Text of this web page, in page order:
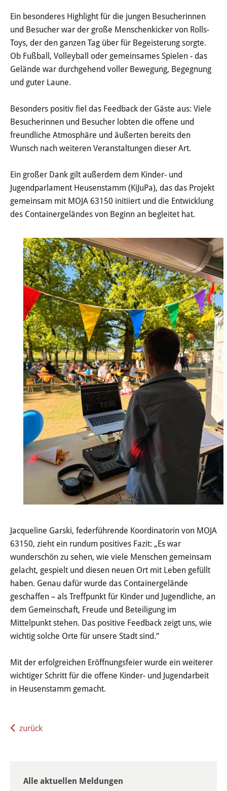
Ein besonderes Highlight für die jungen Besucherinnen
und Besucher war der große Menschenkicker von Rolls-
Toys, der den ganzen Tag über für Begeisterung sorgte.
Ob Fußball, Volleyball oder gemeinsames Spielen - das
Gelände war durchgehend voller Bewegung, Begegnung
und guter Laune.
Besonders positiv fiel das Feedback der Gäste aus: Viele
Besucherinnen und Besucher lobten die offene und
freundliche Atmosphäre und äußerten bereits den
Wunsch nach weiteren Veranstaltungen dieser Art.
Ein großer Dank gilt außerdem dem Kinder- und
Jugendparlament Heusenstamm (KiJuPa), das das Projekt
gemeinsam mit MOJA 63150 initiiert und die Entwicklung
des Containergeländes von Beginn an begleitet hat.
Jacqueline Garski, federführende Koordinatorin von MOJA
63150, zieht ein rundum positives Fazit: „Es war
wunderschön zu sehen, wie viele Menschen gemeinsam
gelacht, gespielt und diesen neuen Ort mit Leben gefüllt
haben. Genau dafür wurde das Containergelände
geschaffen – als Treffpunkt für Kinder und Jugendliche, an
dem Gemeinschaft, Freude und Beteiligung im
Mittelpunkt stehen. Das positive Feedback zeigt uns, wie
wichtig solche Orte für unsere Stadt sind.“
Mit der erfolgreichen Eröffnungsfeier wurde ein weiterer
wichtiger Schritt für die offene Kinder- und Jugendarbeit
in Heusenstamm gemacht.
zurück
Alle aktuellen Meldungen
Stadtgeschichte
Hessische Apfelwein- und
Obstwiesenroute
Über Heusenstamm
Partnerstädte
Patenschaften
Bürgerbeteiligung & Engagement
LEBEN & WOHNEN
Kinderbetreuung
Schulen
Jugendzentrum
Frauenbüro
Senioren
Leon-Hilfe-Inseln
Soziales & Gesundheit
Besondere Lebenslagen
Integration
Kirchen & Religion
Sicherheit & Ordnung
Ärzte & Gesundheit
Verkehr, Bauen und Wohnen
In Heusenstamm wird gebaut
Verkehr & Mobilität
Rund ums Bauen
Stadtumbau
Bürgerinformation Klimaschutz
Klimaschutzkonzept